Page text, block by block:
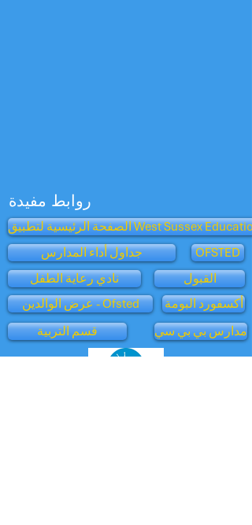
روابط مفيدة
الصفحة الرئيسية لتطبيق West Sussex Education
جداول أداء المدارس
OFSTED
نادي رعاية الطفل
عرض الوالدين - Ofsted
القبول
أكسفورد البومة
قسم التربية
مدارس بي بي سي